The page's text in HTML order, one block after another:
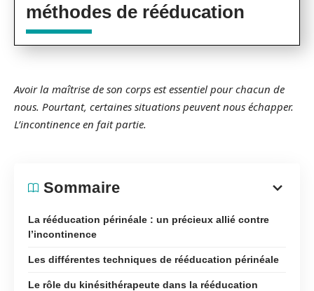
méthodes de rééducation
Avoir la maîtrise de son corps est essentiel pour chacun de
nous. Pourtant, certaines situations peuvent nous échapper.
L’incontinence en fait partie.
Sommaire
La rééducation périnéale : un précieux allié contre
l’incontinence
Les différentes techniques de rééducation périnéale
Le rôle du kinésithérapeute dans la rééducation